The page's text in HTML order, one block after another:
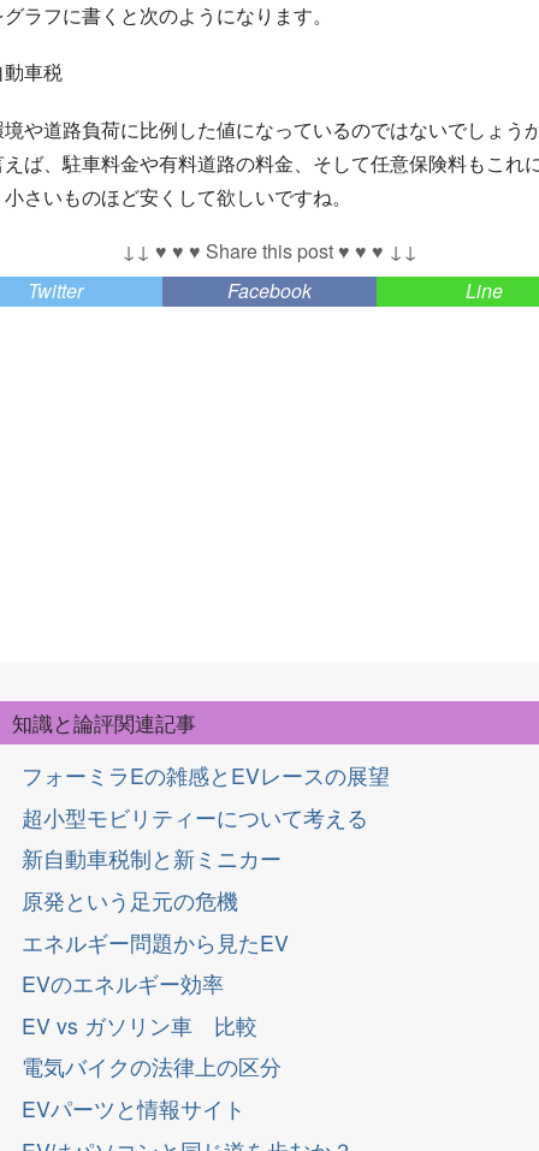
ラフに書くと次のようになります。
や道路負荷に比例した値になっているのではないでしょう
ば、駐車料金や有料道路の料金、そして任意保険料もこれ
さいものほど安くして欲しいですね。
↓↓ ♥ ♥ ♥ Share this post ♥ ♥ ♥ ↓↓
Twitter
Facebook Line
知識と論評関連記事
フォーミラEの雑感とEVレースの展望
超小型モビリティーについて考える
新自動車税制と新ミニカー
原発という足元の危機
エネルギー問題から見たEV
EVのエネルギー効率
EV vs ガソリン車 比較
電気バイクの法律上の区分
EVパーツと情報サイト